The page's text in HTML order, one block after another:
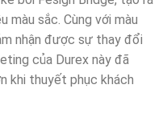
màu sắc. Cùng với màu
nhận được sự thay đổi
của Durex này đã
khi thuyết phục khách